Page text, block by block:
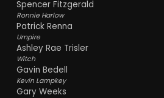
Spencer Fitzgerald
Ronnie Harlow
Patrick Renna
Umpire
Ashley Rae Trisler
Witch
Gavin Bedell
Kevin Lampkey
Gary Weeks